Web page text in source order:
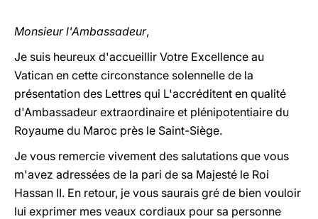
Monsieur l'Ambassadeur,
Je suis heureux d'accueillir Votre Excellence au
Vatican en cette circonstance solennelle de la
présentation des Lettres qui L'accréditent en qualité
d'Ambassadeur extraordinaire et plénipotentiaire du
Royaume du Maroc près le Saint-Siège.
Je vous remercie vivement des salutations que vous
m'avez adressées de la pari de sa Majesté le Roi
Hassan II. En retour, je vous saurais gré de bien vouloir
lui exprimer mes veaux cordiaux pour sa personne